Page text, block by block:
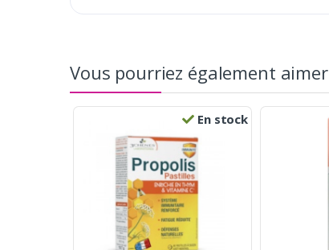
Vous pourriez également aimer
En stock